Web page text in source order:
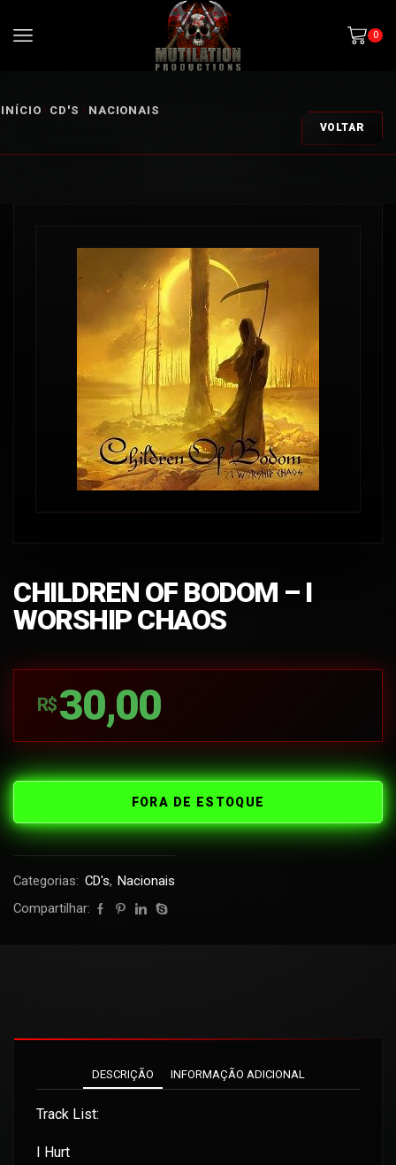
0
INÍCIO CD'S NACIONAIS
VOLTAR
CHILDREN OF BODOM – I
WORSHIP CHAOS
R$ 30,00
FORA DE ESTOQUE
Categorias: CD's, Nacionais
Compartilhar:
DESCRIÇÃO INFORMAÇÃO ADICIONAL
Track List:
I Hurt